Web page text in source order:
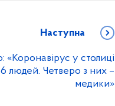
Наступна
«Коронавірус у столиці
людей. Четверо з них –
медики»